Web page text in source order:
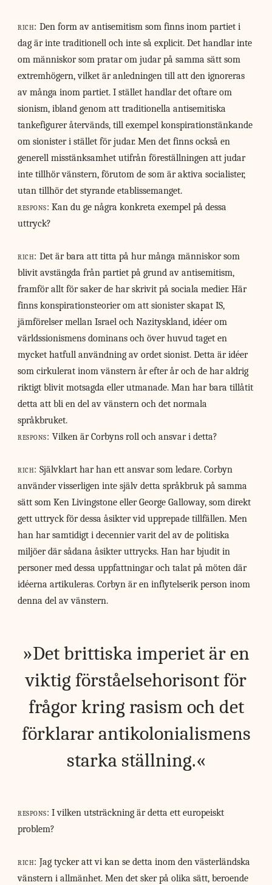
rich: Den form av antisemitism som finns inom partiet i
dag är inte traditionell och inte så explicit. Det handlar inte
om människor som pratar om judar på samma sätt som
extremhögern, vilket är anledningen till att den ignoreras
av många inom partiet. I stället handlar det oftare om
sionism, ibland genom att traditionella antisemitiska
tankefigurer återvänds, till exempel konspirationstänkande
om sionister i stället för judar. Men det finns också en
generell misstänksamhet utifrån föreställningen att judar
inte tillhör vänstern, förutom de som är aktiva socialister,
utan tillhör det styrande etablissemanget.
respons: Kan du ge några konkreta exempel på dessa
uttryck?
rich:Det är bara att titta på hur många människor som
blivit avstängda från partiet på grund av antisemitism,
framför allt för saker de har skrivit på sociala medier. Här
finns konspirationsteorier om att sionister skapat IS,
jämförelser mellan Israel och Nazityskland, idéer om
världssionismens dominans och över huvud taget en
mycket hatfull användning av ordet sionist. Detta är idéer
som cirkulerat inom vänstern år efter år och de har aldrig
riktigt blivit motsagda eller utmanade. Man har bara tillåtit
detta att bli en del av vänstern och det normala
språkbruket.
respons: Vilken är Corbyns roll och ansvar i detta?
rich: Självklart har han ett ansvar som ledare. Corbyn
använder visserligen inte själv detta språkbruk på samma
sätt som Ken Livingstone eller George Galloway, som direkt
gett uttryck för dessa åsikter vid upprepade tillfällen. Men
han har samtidigt i decennier varit del av de politiska
miljöer där sådana åsikter uttrycks. Han har bjudit in
personer med dessa uppfattningar och talat på möten där
idéerna artikuleras. Corbyn är en inflytelserik person inom
denna del av vänstern.
Det brittiska imperiet är en
viktig förståelsehorisont för
frågor kring rasism och det
förklarar antikolonialismens
starka ställning.
respons: I vilken utsträckning är detta ett europeiskt
problem?
rich:Jag tycker att vi kan se detta inom den västerländska
vänstern i allmänhet. Men det sker på olika sätt, beroende